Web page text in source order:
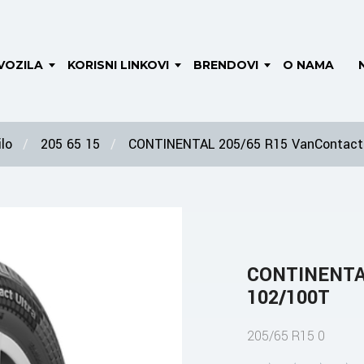
KORISNI LINKOVI BRENDOVI O NAMA
205 65 15 CONTINENTAL 205/65 R15
102/100T
205/65 R15 0